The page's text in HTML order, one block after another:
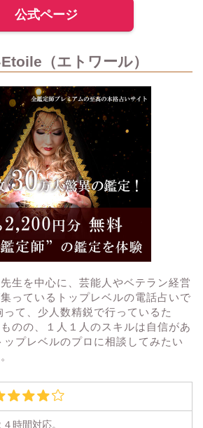
公式ページ
（エトワール）
生を中心に、芸能人やベテラン経営
っているトップレベルの電話占いで
て、少人数精鋭で行っているた
のの、１人１人のスキルは自信があ
ップレベルのプロに相談してみたい
４時間対応。